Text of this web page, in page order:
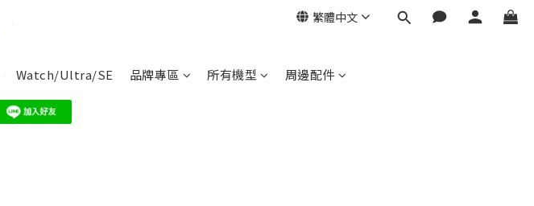
繁體中文
Watch/Ultra/SE 品牌專區 所有機型
周邊配件